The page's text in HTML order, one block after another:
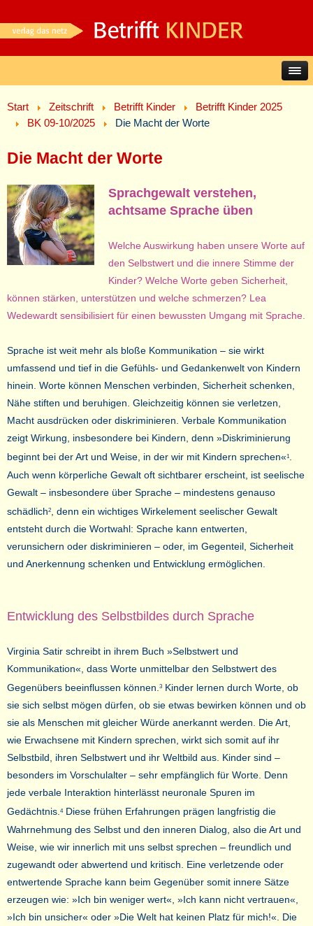
Start Zeitschrift Betrifft Kinder
Betrifft Kinder 2025
BK 09-10/2025
Die Macht der Worte
Die Macht der Worte
Sprachgewalt verstehen,
achtsame Sprache üben
Welche Auswirkung haben unsere Worte auf
den Selbstwert und die innere Stimme der
Kinder? Welche Worte geben Sicherheit,
können stärken, unterstützen und welche schmerzen? Lea
Wedewardt sensibilisiert für einen bewussten Umgang mit Sprache.
Sprache ist weit mehr als bloße Kommunikation – sie wirkt
umfassend und tief in die Gefühls- und Gedankenwelt von Kindern
hinein. Worte können Menschen verbinden, Sicherheit schenken,
Nähe stiften und beruhigen. Gleichzeitig können sie verletzen,
Macht ausdrücken oder diskriminieren. Verbale Kommunikation
zeigt Wirkung, insbesondere bei Kindern, denn »Diskriminierung
beginnt bei der Art und Weise, in der wir mit Kindern sprechen«1 .
Auch wenn körperliche Gewalt oft sichtbarer erscheint, ist seelische
Gewalt – insbesondere über Sprache – mindestens genauso
schädlich2
, denn ein wichtiges Wirkelement seelischer Gewalt
entsteht durch die Wortwahl: Sprache kann entwerten,
verunsichern oder diskriminieren – oder, im Gegenteil, Sicherheit
und Anerkennung schenken und Entwicklung ermöglichen.
Entwicklung des Selbstbildes durch Sprache
Virginia Satir schreibt in ihrem Buch »Selbstwert und
Kommunikation«, dass Worte unmittelbar den Selbstwert des
Gegenübers beeinflussen können.3 Kinder lernen durch Worte, ob
sie sich selbst mögen dürfen, ob sie etwas bewirken können und ob
sie als Menschen mit gleicher Würde anerkannt werden. Die Art,
wie Erwachsene mit Kindern sprechen, wirkt sich somit auf ihr
Selbstbild, ihren Selbstwert und ihr Weltbild aus. Kinder sind –
besonders im Vorschulalter – sehr empfänglich für Worte. Denn
jede verbale Interaktion hinterlässt neuronale Spuren im
Gedächtnis.4Diese frühen Erfahrungen prägen langfristig die
Wahrnehmung des Selbst und den inneren Dialog, also die Art und
Weise, wie wir innerlich mit uns selbst sprechen – freundlich und
zugewandt oder abwertend und kritisch. Eine verletzende oder
entwertende Sprache kann beim Gegenüber somit innere Sätze
erzeugen wie: »Ich bin weniger wert«, »Ich kann nicht vertrauen«,
»Ich bin unsicher« oder »Die Welt hat keinen Platz für mich!«. Die